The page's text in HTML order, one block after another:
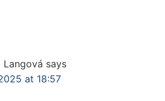
Langová says
at 18:57